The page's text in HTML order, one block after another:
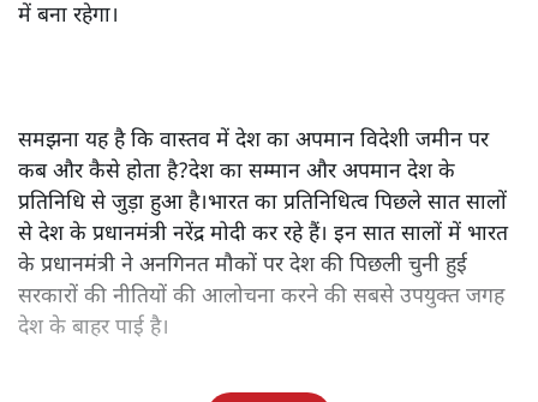
में बना रहेगा।
समझना यह है कि वास्तव में देश का अपमान विदेशी जमीन पर
कब और कैसे होता है?देश का सम्मान और अपमान देश के
प्रतिनिधि से जुड़ा हुआ है।भारत का प्रतिनिधित्व पिछले सात सालों
से देश के प्रधानमंत्री नरेंद्र मोदी कर रहे हैं। इन सात सालों में भारत
के प्रधानमंत्री ने अनगिनत मौकों पर देश की पिछली चुनी हुई
सरकारों की नीतियों की आलोचना करने की सबसे उपयुक्त जगह
देश के बाहर पाई है।